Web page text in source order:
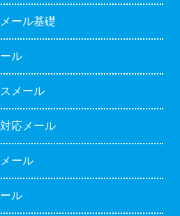
ール基礎
ル
メール
応メール
ール
ル